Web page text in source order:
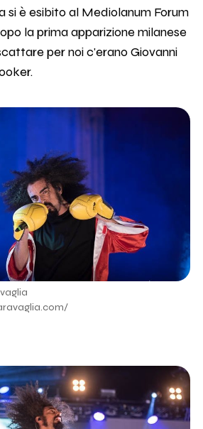
si è esibito al Mediolanum Forum
la prima apparizione milanese
per noi c'erano Giovanni